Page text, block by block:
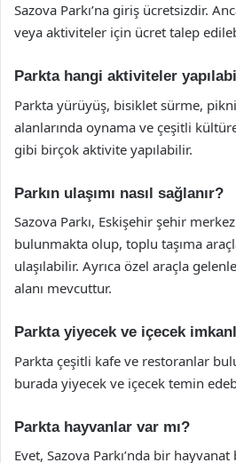
Sazova Parkı’na giriş ücretsizdir.
veya aktiviteler için ücret talep
Parkta hangi aktiviteler
Parkta yürüyüş, bisiklet sürme,
alanlarında oynama ve çeşitli
gibi birçok aktivite yapılabilir.
Parkın ulaşımı nasıl sağlanır?
Sazova Parkı, Eskişehir şehir
bulunmakta olup, toplu taşıma
ulaşılabilir. Ayrıca özel araçla
alanı mevcuttur.
Parkta yiyecek ve içecek
Parkta çeşitli kafe ve restoranlar
burada yiyecek ve içecek temin
Parkta hayvanlar var mı?
Evet, Sazova Parkı’nda bir